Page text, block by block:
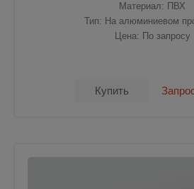
Материал: ПВХ
Тип: На алюминиевом
Цена: По запросу
Купить